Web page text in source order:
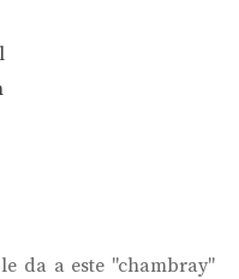
da a este "chambray"